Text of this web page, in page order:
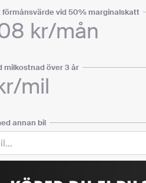
förmånsvärde vid 50% marginalskatt
kr/mån
milkostnad över 3 år
mil
annan bil